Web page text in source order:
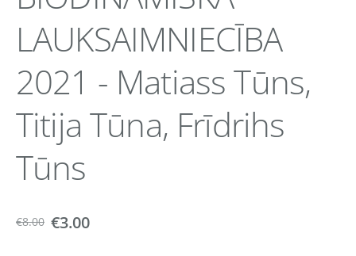
LAUKSAIMNIECĪBA
2021 - Matiass Tūns,
Titija Tūna, Frīdrihs
Tūns
€8.00 €3.00